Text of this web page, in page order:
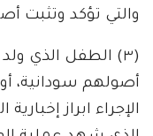
والتي تؤكد وتثبت
(٣) الطفل الذي
أصولهم سودانية،
الإجراء ابراز